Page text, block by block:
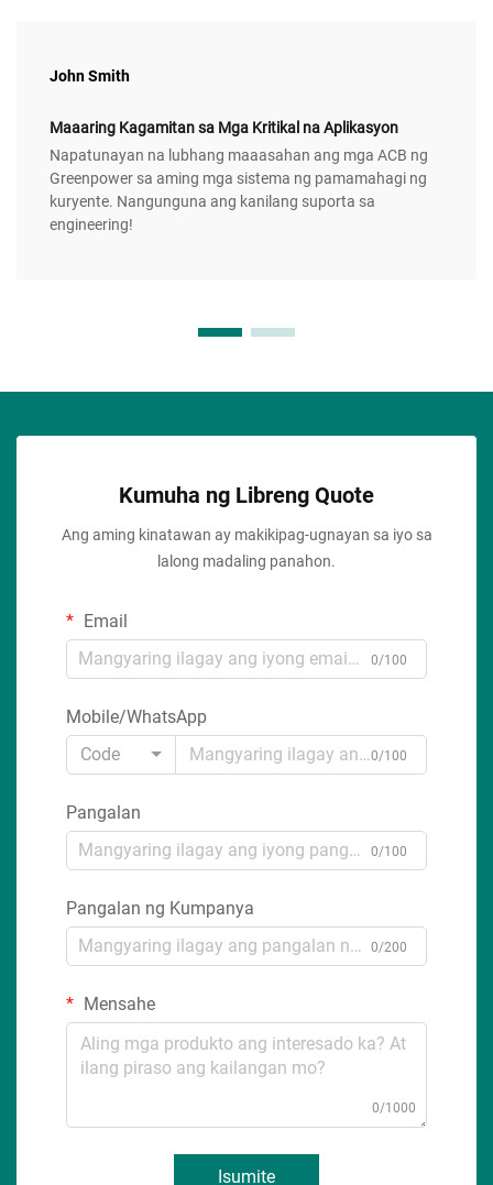
John Smith
Maaaring Kagamitan sa Mga Kritikal na Aplikasyon
Napatunayan na lubhang maaasahan ang mga ACB ng
Greenpower sa aming mga sistema ng pamamahagi ng
kuryente. Nangunguna ang kanilang suporta sa
engineering!
Kumuha ng Libreng Quote
Ang aming kinatawan ay makikipag-ugnayan sa iyo sa
lalong madaling panahon.
Email
0/100
Mobile/WhatsApp
Code
0/100
Pangalan
0/100
Pangalan ng Kumpanya
0/200
Mensahe
0/1000
Isumite